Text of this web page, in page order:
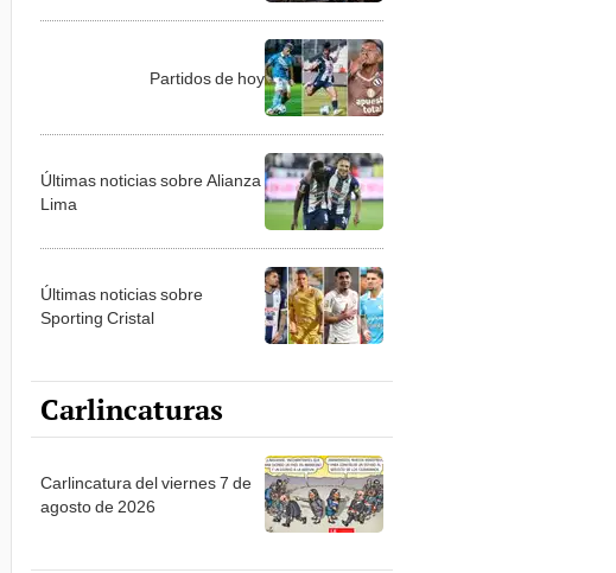
Partidos de hoy
Últimas noticias sobre Alianza
Lima
Últimas noticias sobre
Sporting Cristal
Carlincaturas
Carlincatura del viernes 7 de
agosto de 2026